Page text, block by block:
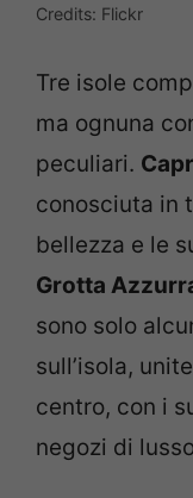
Credits: Flickr
Tre isole
ma ognuna
peculiari.
conosciuta in
bellezza e le
Grotta
sono solo
sull’isola,
centro, con i
negozi di